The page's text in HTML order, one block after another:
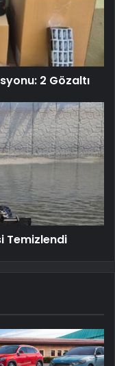
2 Gözaltı
Temizlendi